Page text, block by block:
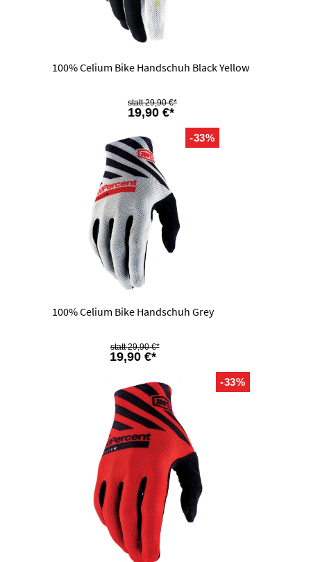
100% Celium Bike Handschuh Black Yellow
19,90 €*
29,90 €*
-33%
100% Celium Bike Handschuh Grey
19,90 €*
29,90 €*
-33%